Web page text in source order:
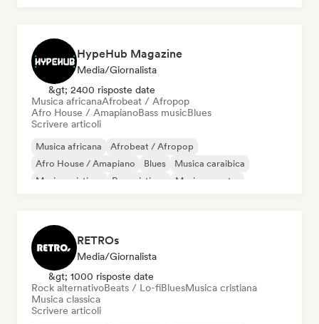
HypeHub Magazine
Media/Giornalista
&gt; 2400 risposte date
Musica africanaAfrobeat / Afropop
Afro House / AmapianoBass musicBlues
Scrivere articoli
Musica africana
Afrobeat / Afropop
Afro House / Amapiano
Blues
Musica caraibica
Musica cristiana
Rap cristiano Musica country
RETROs
Media/Giornalista
&gt; 1000 risposte date
Rock alternativoBeats / Lo-fiBluesMusica cristiana
Musica classica
Scrivere articoli